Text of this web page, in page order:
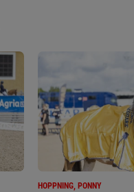
HOPPNING, PONNY